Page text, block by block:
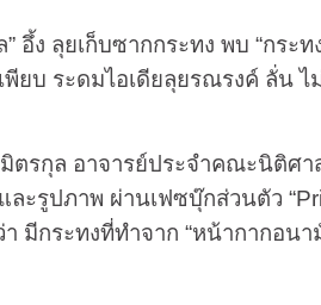
ยเก็บซากกระทง พบ “กระทง
พียบ ระดมไอเดียลุยรณรงค์ ลั่น ไ
อาจารย์ประจำคณะนิติศาส
ละรูปภาพ ผ่านเฟซบุ๊กส่วนตัว “
มีกระทงที่ทำจาก “หน้ากากอนา